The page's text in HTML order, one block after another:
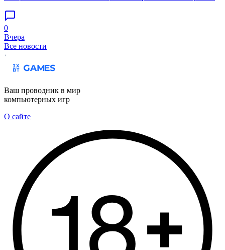
0
Вчера
Все новости
Ваш проводник в мир
компьютерных игр
О сайте